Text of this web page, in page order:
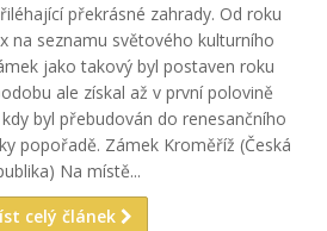
překrásné zahrady. Od roku
na seznamu světového kulturního
jako takový byl postaven roku
ale získal až v první polovině
byl přebudován do renesančního
popořadě. Zámek Kroměříž (Česká
Na místě...
celý článek